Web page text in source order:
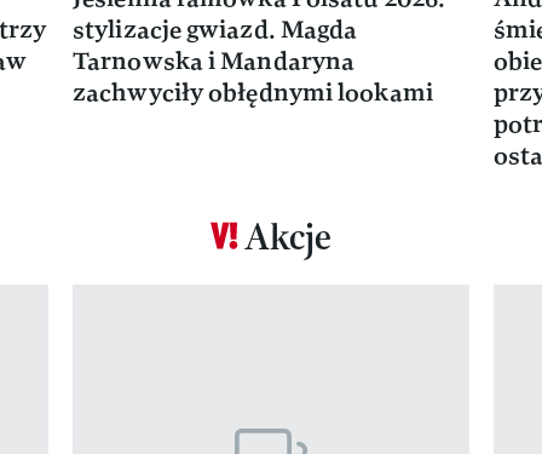
stylizacje gwiazd. Magda
Tarnowska i Mandaryna
zachwyciły obłędnymi lookami
Akcje